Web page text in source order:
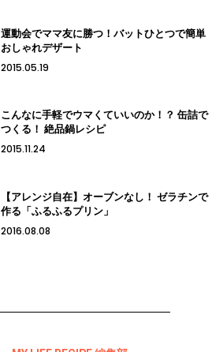
運動会でママ友に勝つ！バットひとつで簡単
おしゃれデザート
2015.05.19
こんなに手軽でウマくていいのか！？ 缶詰で
つくる！ 絶品鍋レシピ
2015.11.24
【アレンジ自在】オーブンなし！ ゼラチンで
作る「ふるふるプリン」
2016.08.08